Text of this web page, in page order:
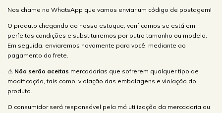
Nos chame no WhatsApp que vamos enviar um código de postagem!
O produto chegando ao nosso estoque, verificamos se está em
perfeitas condições e substituiremos por outro tamanho ou modelo.
Em seguida, enviaremos novamente para você, mediante ao
pagamento do frete.
⚠️ Não serão aceitas mercadorias que sofrerem qualquer tipo de
modificação, tais como: violação das embalagens e violação do
produto.
O consumidor será responsável pela má utilização da mercadoria ou